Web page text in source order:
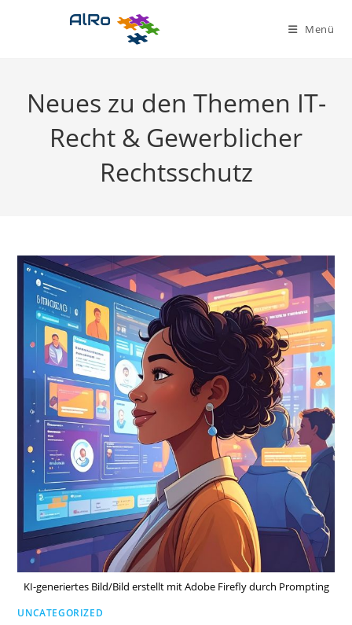
Menü
Neues zu den Themen IT-
Recht & Gewerblicher
Rechtsschutz
KI-generiertes Bild/Bild erstellt mit Adobe Firefly durch Prompting
UNCATEGORIZED